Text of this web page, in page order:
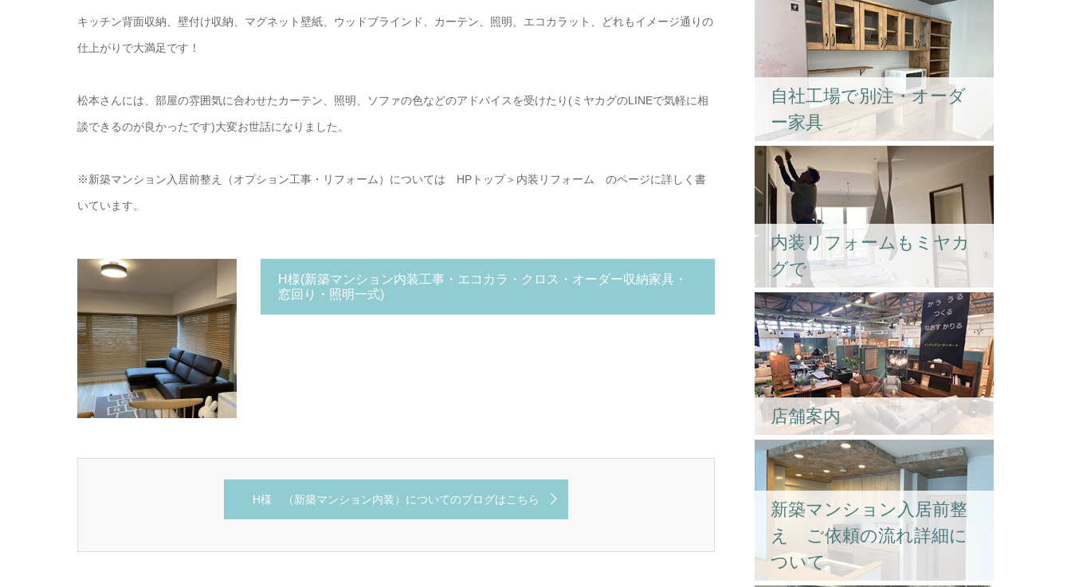
キッチン背面収納、壁付け収納、マグネット壁紙、ウッドブラインド、カーテン、照明、エコカラット、どれもイメージ通りの
仕上がりで大満足です！
松本さんには、部屋の雰囲気に合わせたカーテン、照明、ソファの色などのアドバイスを受けたり(ミヤカグのLINEで気軽に相
談できるのが良かったです)大変お世話になりました。
※新築マンション入居前整え（オプション工事・リフォーム）については HPトップ＞内装リフォーム のページに詳しく書
いています。
H様(新築マンション内装工事・エコカラ・クロス・オーダー収納家具・
窓回り・照明一式)
H様 （新築マンション内装）についてのブログはこちら
自社工場で別注・オーダ
ー家具
内装リフォームもミヤカ
グで
店舗案内
新築マンション入居前整
え ご依頼の流れ詳細に
ついて